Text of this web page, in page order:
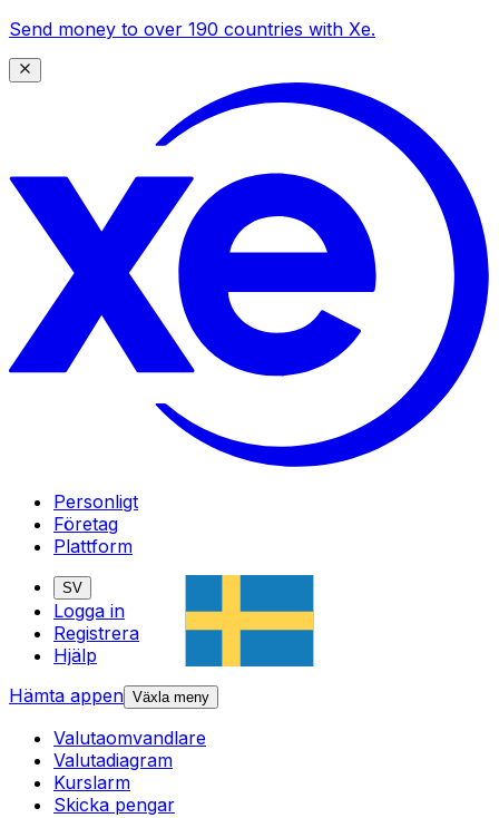
Send money to over 190 countries with Xe.
Personligt
Företag
Plattform
SV
Logga in
Registrera
Hjälp
Hämta appen Växla meny
Valutaomvandlare
Valutadiagram
Kurslarm
Skicka pengar